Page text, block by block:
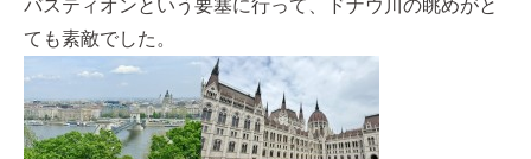
バスティオンという要塞に行って、ドナウ川の眺めがと
ても素敵でした。